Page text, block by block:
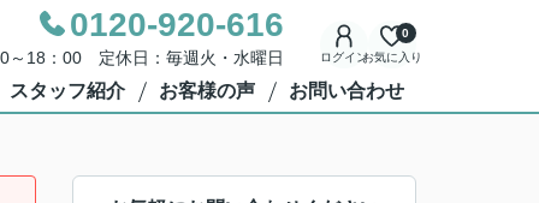
0120-920-616
～18：00 定休日：毎週火・水曜日 ログインお気に入り
0
スタッフ紹介 お客様の声 お問い合わせ